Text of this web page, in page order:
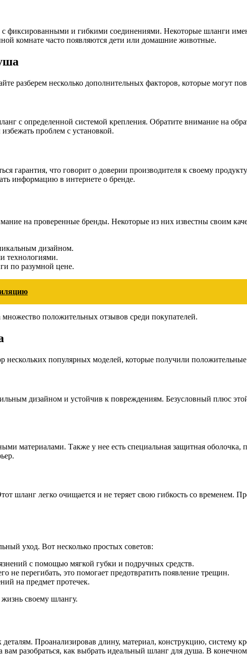
фиксированными и гибкими соединениями. Некоторые шланги
комнате часто появляются дети или домашние животные.
разберем несколько дополнительных факторов, которые могут
с определенной системой крепления. Обратите внимание на
проблем с установкой.
гарантия, что говорит о доверии производителя к своему
информацию в интернете о бренде.
на проверенные бренды. Некоторые из них известны своим
дизайном.
технологиями.
по разумной цене.
положительных отзывов среди покупателей.
популярных моделей, которые получили
дизайном и устойчив к повреждениям. Безусловный плюс
материалами. Также у нее есть специальная защитная
шланг легко очищается и не теряет свою гибкость со временем.
уход. Вот несколько простых советов:
с помощью мягкой губки и подручных средств.
не перегибать, это помогает предотвратить появление трещин.
на предмет протечек.
своему шлангу.
Проанализировав длину, материал, конструкцию, систему
разобраться, как выбрать идеальный шланг для душа. В